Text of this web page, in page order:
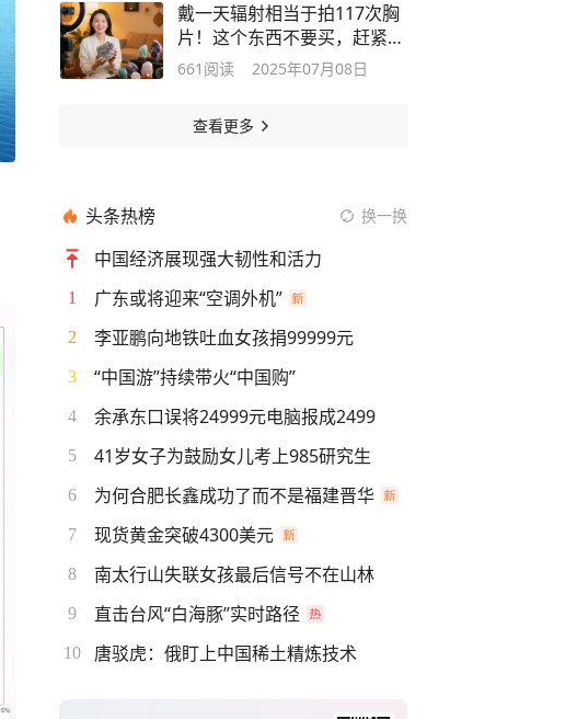
戴一天辐射相当于拍117次胸
片！这个东西不要买，赶紧提
醒身边人
661 阅读 2025年07月08日
查看更多
头条热榜 换一换
中国经济展现强大韧性和活力
1 广东或将迎来“空调外机”
2 李亚鹏向地铁吐血女孩捐99999元
3 “中国游”持续带火“中国购”
4 余承东口误将24999元电脑报成2499
5 41岁女子为鼓励女儿考上985研究生
6 为何合肥长鑫成功了而不是福建晋华
7 现货黄金突破4300美元
8 南太行山失联女孩最后信号不在山林
9 直击台风“白海豚”实时路径
10 唐驳虎：俄盯上中国稀土精炼技术